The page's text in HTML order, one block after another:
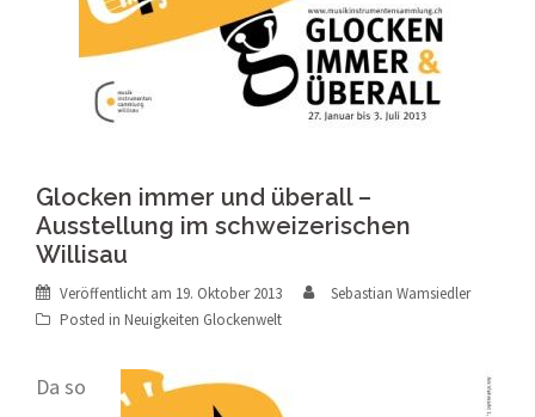
Glocken immer und überall –
Ausstellung im schweizerischen
Willisau
Veröffentlicht am 19. Oktober 2013
Sebastian Wamsiedler
Posted in Neuigkeiten Glockenwelt
Da so